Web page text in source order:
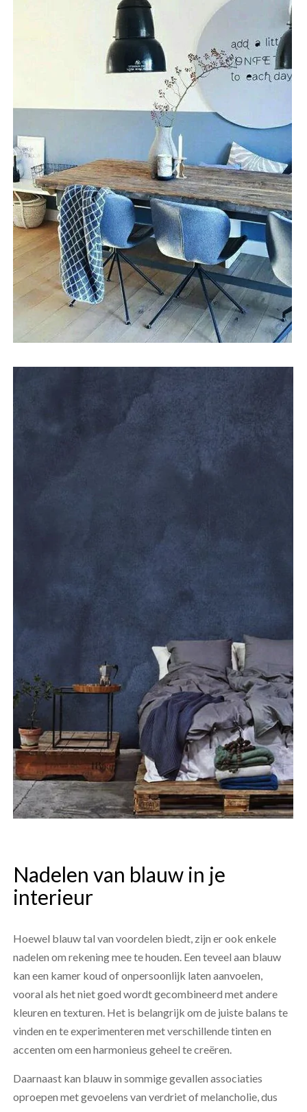
Nadelen van blauw in je
interieur
Hoewel blauw tal van voordelen biedt, zijn er ook enkele
nadelen om rekening mee te houden. Een teveel aan blauw
kan een kamer koud of onpersoonlijk laten aanvoelen,
vooral als het niet goed wordt gecombineerd met andere
kleuren en texturen. Het is belangrijk om de juiste balans te
vinden en te experimenteren met verschillende tinten en
accenten om een ​​harmonieus geheel te creëren.
Daarnaast kan blauw in sommige gevallen associaties
oproepen met gevoelens van verdriet of melancholie, dus